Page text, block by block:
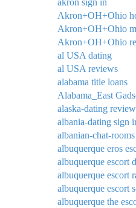
Akron+OH+Ohio
Akron+OH+Ohio
Akron+OH+Ohio
al USA dating
al USA reviews
alabama title loans
Alabama_East
alaska-dating review
albania-dating sign
albanian-chat-
albuquerque eros
albuquerque escort
albuquerque escort
albuquerque escort
albuquerque the